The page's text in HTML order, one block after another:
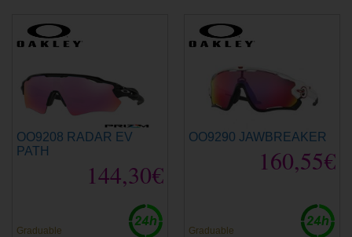
OO9208 RADAR EV
PATH
144,30€
Graduable
OO9290 JAWBREAKER
160,55€
Graduable